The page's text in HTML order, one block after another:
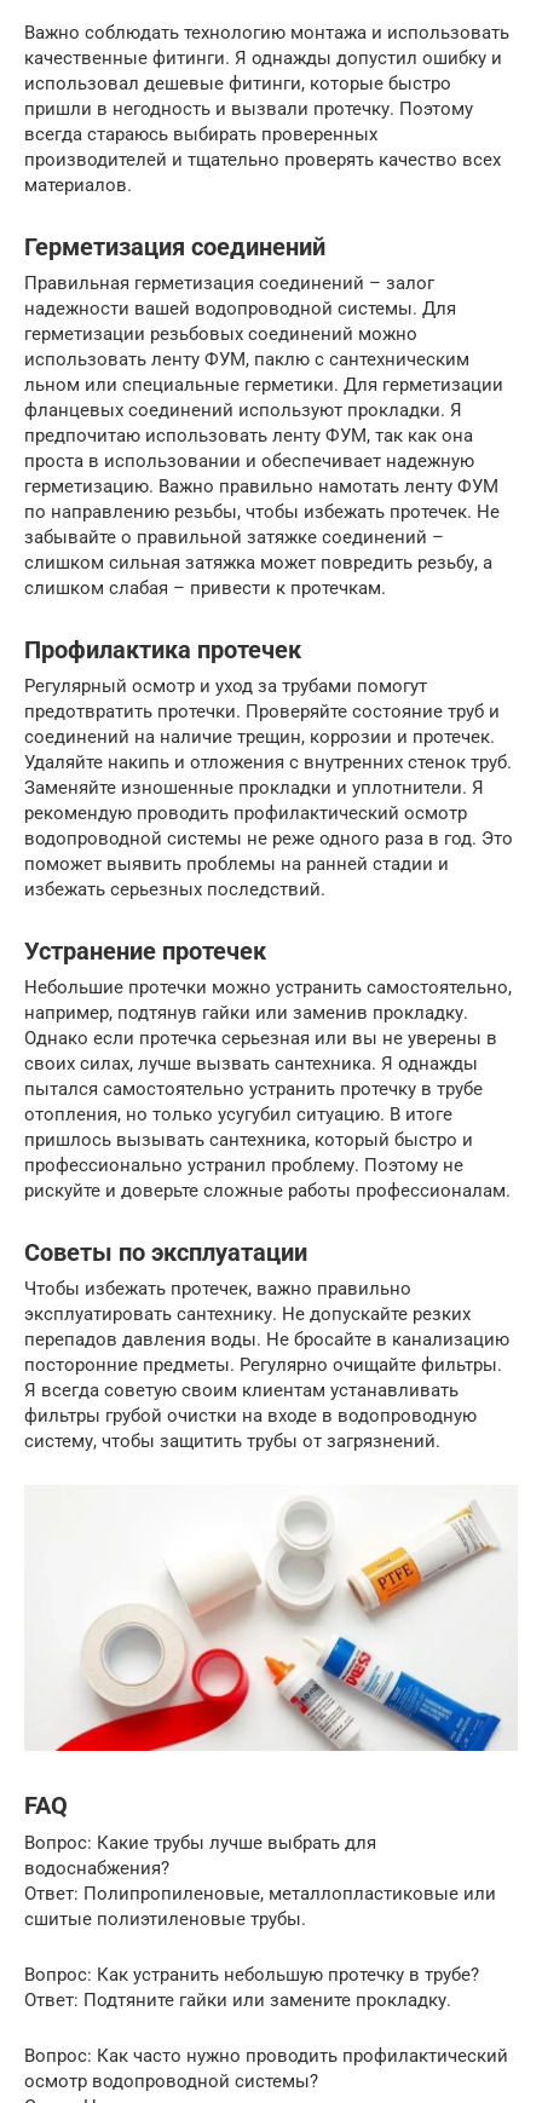
Важно соблюдать технологию монтажа и использовать
качественные фитинги. Я однажды допустил ошибку и
использовал дешевые фитинги, которые быстро
пришли в негодность и вызвали протечку. Поэтому
всегда стараюсь выбирать проверенных
производителей и тщательно проверять качество всех
материалов.
Герметизация соединений
Правильная герметизация соединений – залог
надежности вашей водопроводной системы. Для
герметизации резьбовых соединений можно
использовать ленту ФУМ, паклю с сантехническим
льном или специальные герметики. Для герметизации
фланцевых соединений используют прокладки. Я
предпочитаю использовать ленту ФУМ, так как она
проста в использовании и обеспечивает надежную
герметизацию. Важно правильно намотать ленту ФУМ
по направлению резьбы, чтобы избежать протечек. Не
забывайте о правильной затяжке соединений –
слишком сильная затяжка может повредить резьбу, а
слишком слабая – привести к протечкам.
Профилактика протечек
Регулярный осмотр и уход за трубами помогут
предотвратить протечки. Проверяйте состояние труб и
соединений на наличие трещин, коррозии и протечек.
Удаляйте накипь и отложения с внутренних стенок труб.
Заменяйте изношенные прокладки и уплотнители. Я
рекомендую проводить профилактический осмотр
водопроводной системы не реже одного раза в год. Это
поможет выявить проблемы на ранней стадии и
избежать серьезных последствий.
Устранение протечек
Небольшие протечки можно устранить самостоятельно,
например, подтянув гайки или заменив прокладку.
Однако если протечка серьезная или вы не уверены в
своих силах, лучше вызвать сантехника. Я однажды
пытался самостоятельно устранить протечку в трубе
отопления, но только усугубил ситуацию. В итоге
пришлось вызывать сантехника, который быстро и
профессионально устранил проблему. Поэтому не
рискуйте и доверьте сложные работы профессионалам.
Советы по эксплуатации
Чтобы избежать протечек, важно правильно
эксплуатировать сантехнику. Не допускайте резких
перепадов давления воды. Не бросайте в канализацию
посторонние предметы. Регулярно очищайте фильтры.
Я всегда советую своим клиентам устанавливать
фильтры грубой очистки на входе в водопроводную
систему, чтобы защитить трубы от загрязнений.
FAQ
Вопрос: Какие трубы лучше выбрать для
водоснабжения?
Ответ: Полипропиленовые, металлопластиковые или
сшитые полиэтиленовые трубы.
Вопрос: Как устранить небольшую протечку в трубе?
Ответ: Подтяните гайки или замените прокладку.
Вопрос: Как часто нужно проводить профилактический
осмотр водопроводной системы?